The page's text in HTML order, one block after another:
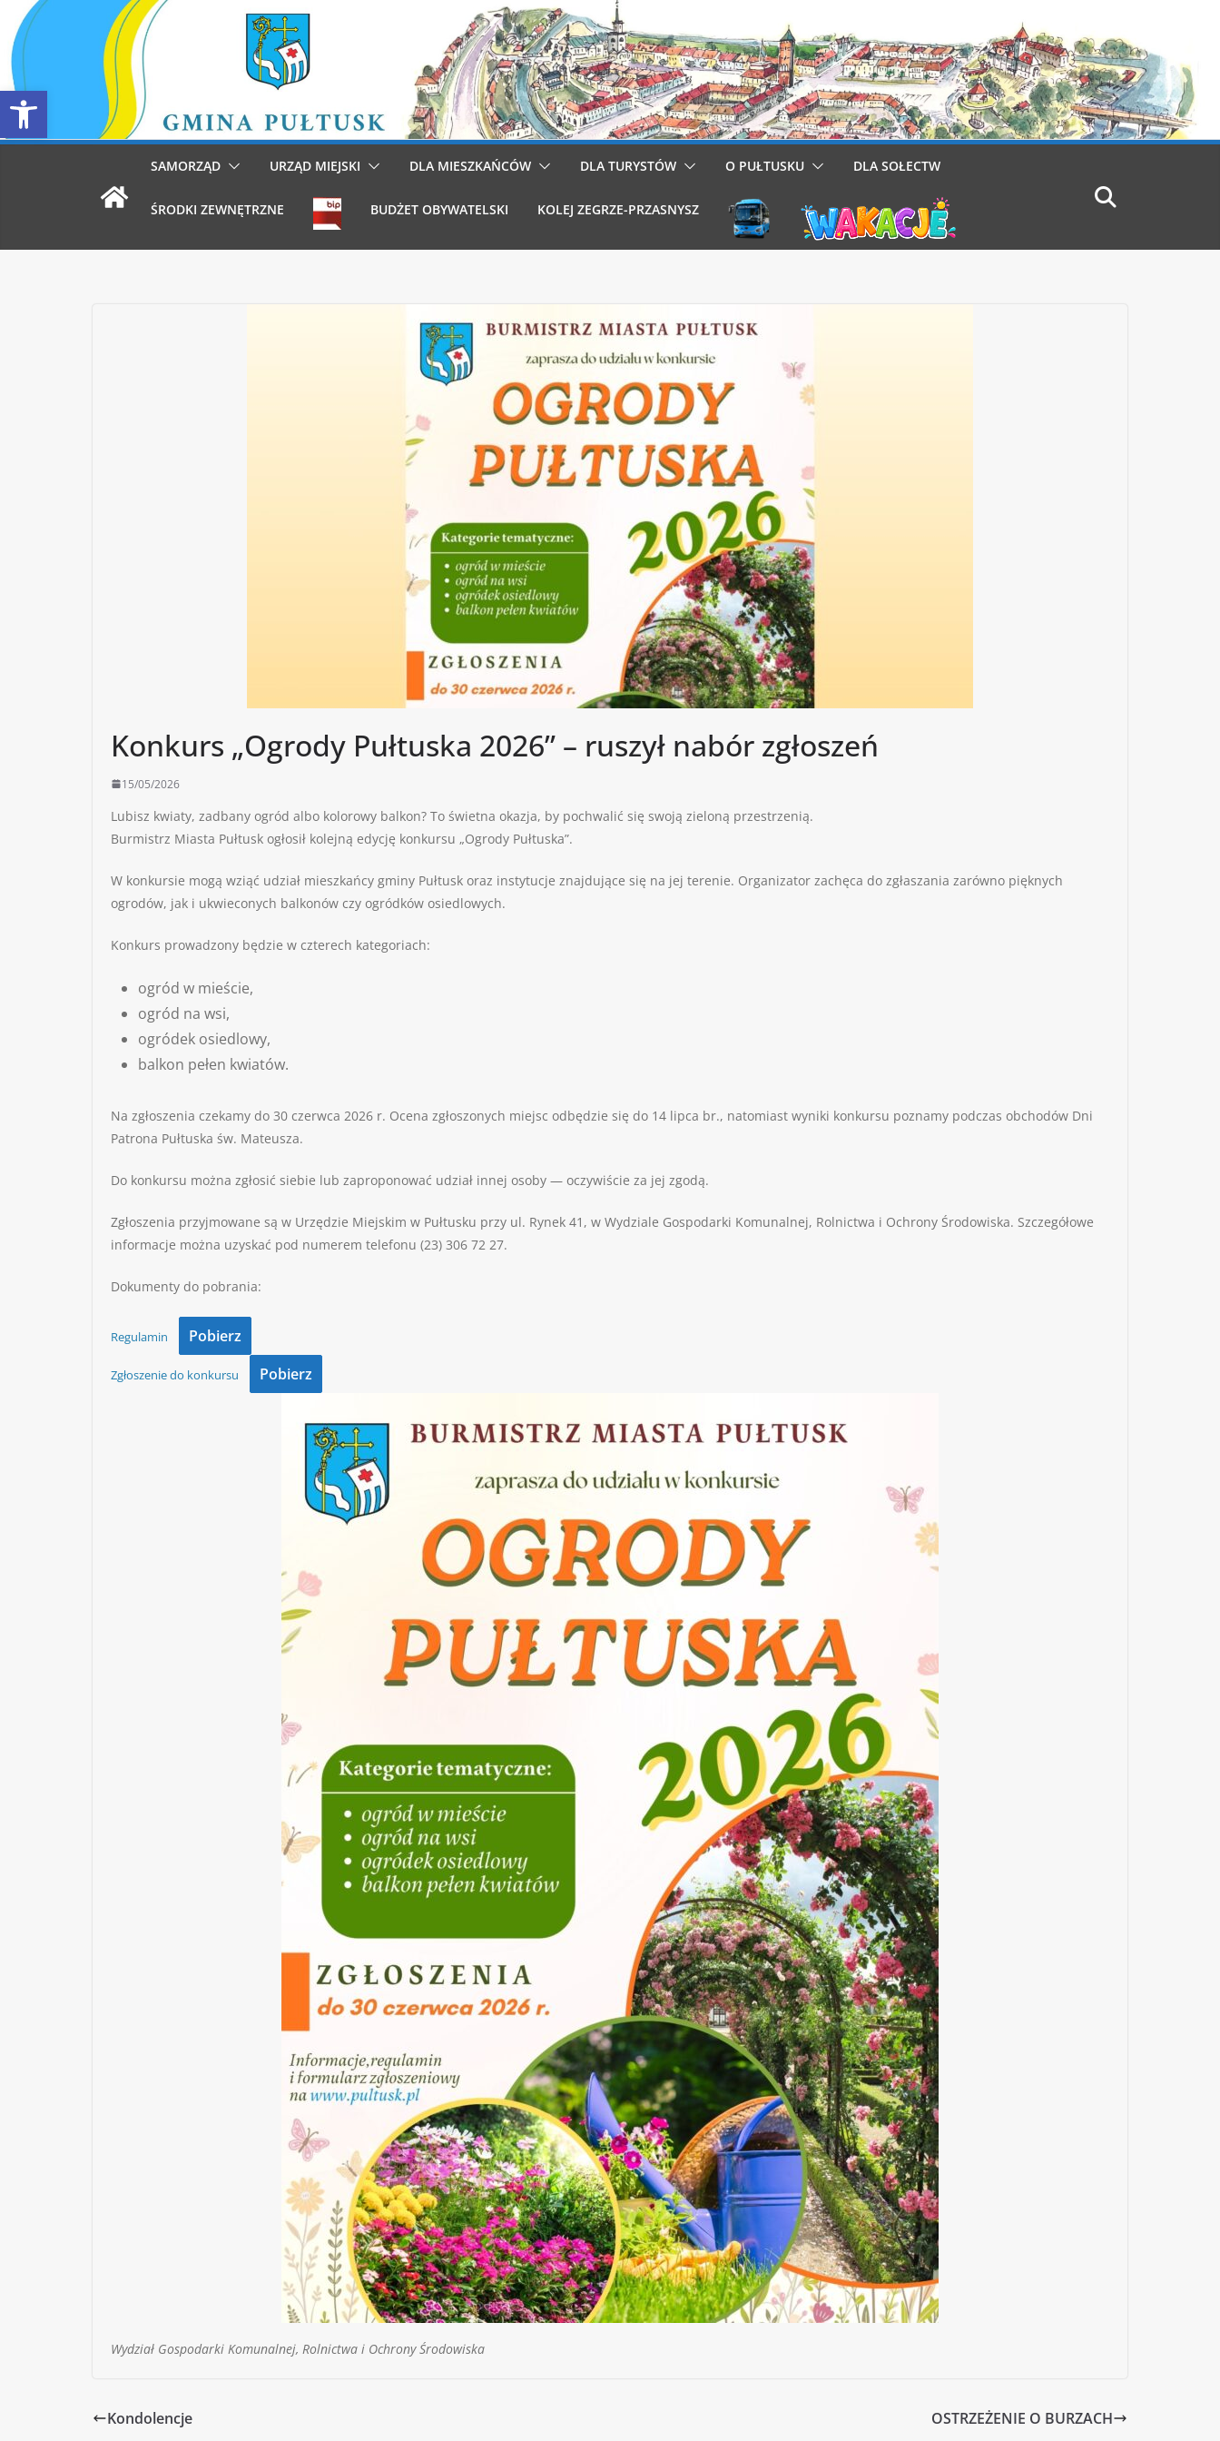
Otwórz pasek narzędzi
Przejdź
do
treści
SAMORZĄD URZĄD MIEJSKI DLA MIESZKAŃCÓW DLA TURYSTÓW O PUŁTUSKU DLA SOŁECTW
ŚRODKI ZEWNĘTRZNE BUDŻET OBYWATELSKI KOLEJ ZEGRZE-PRZASNYSZ
Konkurs „Ogrody Pułtuska 2026” – ruszył nabór zgłoszeń
15/05/2026
Lubisz kwiaty, zadbany ogród albo kolorowy balkon? To świetna okazja, by pochwalić się swoją zieloną przestrzenią.
Burmistrz Miasta Pułtusk ogłosił kolejną edycję konkursu „Ogrody Pułtuska”.
W konkursie mogą wziąć udział mieszkańcy gminy Pułtusk oraz instytucje znajdujące się na jej terenie. Organizator zachęca do zgłaszania zarówno pięknych
ogrodów, jak i ukwieconych balkonów czy ogródków osiedlowych.
Konkurs prowadzony będzie w czterech kategoriach:
ogród w mieście,
ogród na wsi,
ogródek osiedlowy,
balkon pełen kwiatów.
Na zgłoszenia czekamy do 30 czerwca 2026 r. Ocena zgłoszonych miejsc odbędzie się do 14 lipca br., natomiast wyniki konkursu poznamy podczas obchodów Dni
Patrona Pułtuska św. Mateusza.
Do konkursu można zgłosić siebie lub zaproponować udział innej osoby — oczywiście za jej zgodą.
Zgłoszenia przyjmowane są w Urzędzie Miejskim w Pułtusku przy ul. Rynek 41, w Wydziale Gospodarki Komunalnej, Rolnictwa i Ochrony Środowiska. Szczegółowe
informacje można uzyskać pod numerem telefonu (23) 306 72 27.
Dokumenty do pobrania:
Regulamin Pobierz
Zgłoszenie do konkursu Pobierz
Wydział Gospodarki Komunalnej, Rolnictwa i Ochrony Środowiska
Kondolencje OSTRZEŻENIE O BURZACH